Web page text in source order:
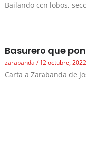
Bailando con lobos,
Basurero que
zarabanda 12 octubre, 2022
Carta a Zarabanda de